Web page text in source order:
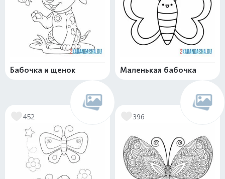
Бабочка и щенок Маленькая бабочка
452 396